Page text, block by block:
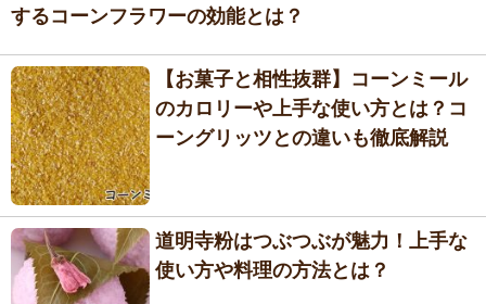
するコーンフラワーの効能とは？
【お菓子と相性抜群】コーンミール
のカロリーや上手な使い方とは？コ
ーングリッツとの違いも徹底解説
道明寺粉はつぶつぶが魅力！上手な
使い方や料理の方法とは？